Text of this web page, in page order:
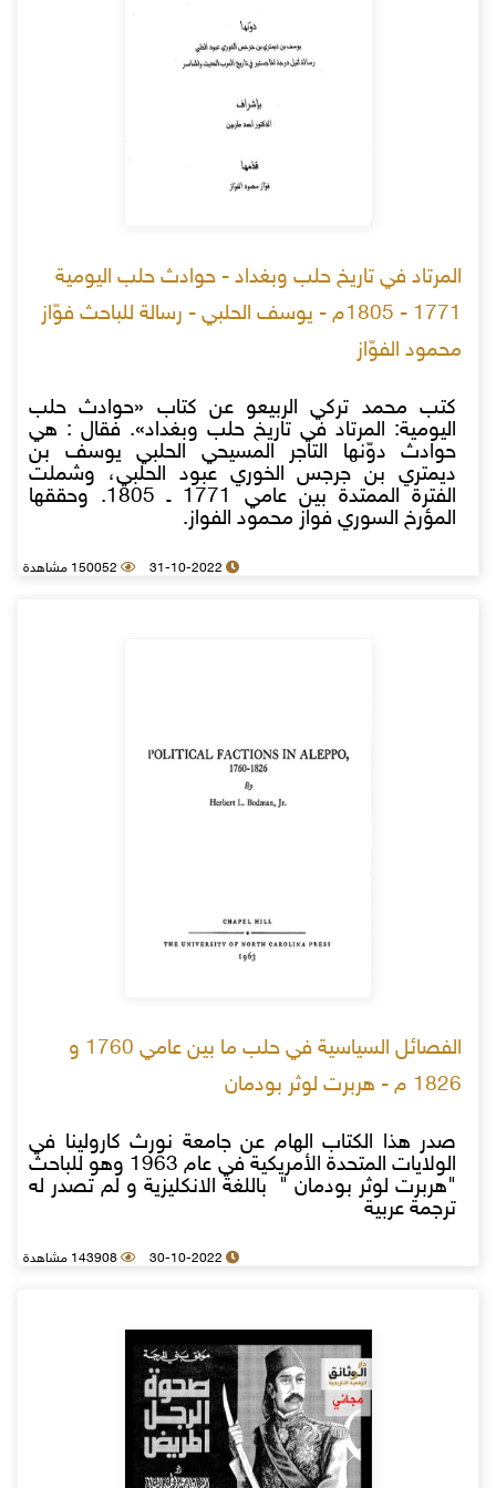
المرتاد في تاريخ حلب وبغداد - حوادث حلب اليومية
1771 - 1805م - يوسف الحلبي - رسالة للباحث فوّاز
محمود الفوّاز
كتب محمد تركي الربيعو عن كتاب «حوادث حلب
اليومية: المرتاد في تاريخ حلب وبغداد». فقال : هي
حوادث دوّنها التاجر المسيحي الحلبي يوسف بن
ديمتري بن جرجس الخوري عبود الحلبي، وشملت
الفترة الممتدة بين عامي 1771 ـ 1805. وحققها
المؤرخ السوري فواز محمود الفواز.
31-10-2022 150052 مشاهدة
الفصائل السياسية في حلب ما بين عامي 1760 و
1826 م - هربرت لوثر بودمان
صدر هذا الكتاب الهام عن جامعة نورث كارولينا في
الولايات المتحدة الأمريكية في عام 1963 وهو للباحث
"هربرت لوثر بودمان " باللغة الانكليزية و لم تصدر له
ترجمة عربية
30-10-2022 143908 مشاهدة